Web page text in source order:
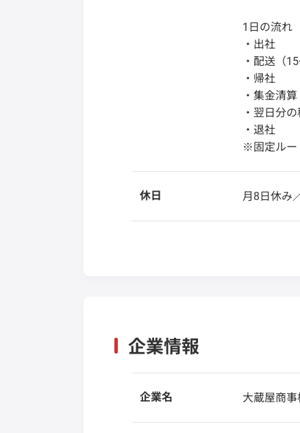
1日の流れ
・出社
・配送（15
・帰社
・集金清算
・翌日分
・退社
※固定ルー
休日 月8日休み
企業情報
企業名 大蔵屋商